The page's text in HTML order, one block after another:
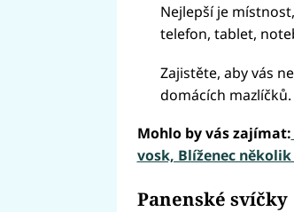
Nejlepší je
telefon, tablet,
Zajistěte, aby vás
domácích mazlíčků.
Mohlo by vás zajímat:
vosk, Blíženec
Panenské svíčky